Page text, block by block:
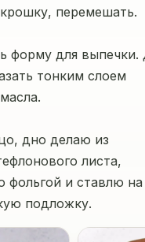
перемешать.
форму для выпечки.
тонким слоем
дно делаю из
листа,
фольгой и ставлю на
подложку.